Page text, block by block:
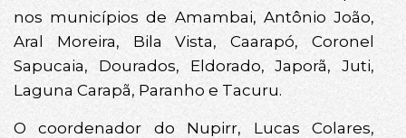
nos municípios de Amambai, Antônio João,
Aral Moreira, Bila Vista, Caarapó, Coronel
Sapucaia, Dourados, Eldorado, Japorã, Juti,
Laguna Carapã, Paranho e Tacuru.
O coordenador do Nupirr, Lucas Colares,